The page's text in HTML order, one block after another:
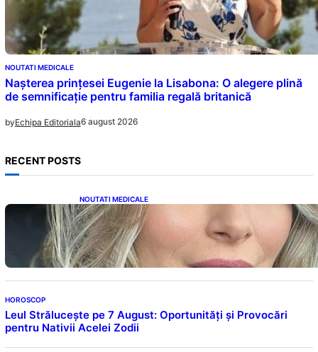
NOUTATI MEDICALE
Nașterea prințesei Eugenie la Lisabona: O alegere plină
de semnificație pentru familia regală britanică
byEchipa Editoriala6 august 2026
RECENT POSTS
NOUTATI MEDICALE
Laura Cosoi și Povestea Maternității: O
Călătorie Plină de Dragoste și Provocări
HOROSCOP
Leul Strălucește pe 7 August: Oportunități și Provocări
pentru Nativii Acelei Zodii